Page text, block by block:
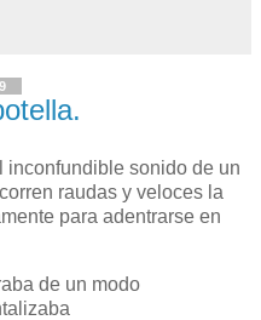
inconfundible sonido de un
raudas y veloces la
para adentrarse en
de un modo